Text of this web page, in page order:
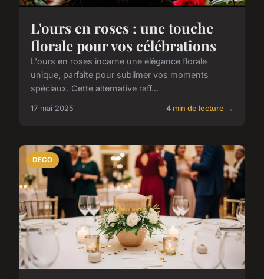
L'ours en roses : une touche
florale pour vos célébrations
L'ours en roses incarne une élégance florale
unique, parfaite pour sublimer vos moments
spéciaux. Cette alternative raff...
17 mai 2025 4 min de lecture →
DECO